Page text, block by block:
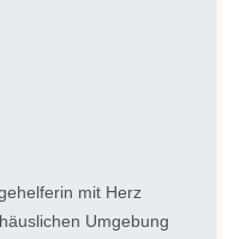
mit Herz
Umgebung